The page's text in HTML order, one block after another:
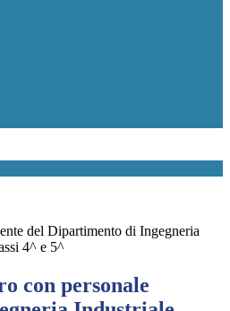
del Dipartimento di Ingegneria
4^ e 5^
con personale